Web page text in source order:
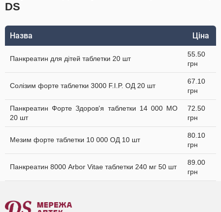
DS
Назва Ціна
Панкреатин для дітей таблетки 20 шт
55.50
грн
Солізим форте таблетки 3000 F.I.P. ОД 20 шт
67.10
грн
Панкреатин Форте Здоров'я таблетки 14 000 МО
20 шт
72.50
грн
Мезим форте таблетки 10 000 ОД 10 шт
80.10
грн
Панкреатин 8000 Arbor Vitae таблетки 240 мг 50 шт
89.00
грн